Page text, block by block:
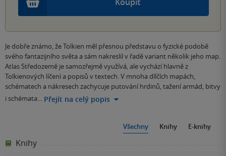
Je dobře známo, že Tolkien měl přesnou představu o fyzické podobě
svého fantazijního světa a sám nakreslil v řadě variant několik jeho map.
Atlas Středozemě je samozřejmě využívá, ale vychází hlavně z
Tolkienových líčení a popisů v textech. V mnoha dílčích mapách,
schématech a nákresech zachycuje putování hrdinů, tažení armád, bitvy
i schémata… Přejít na celý popis
Všechny Knihy E-knihy
Knihy